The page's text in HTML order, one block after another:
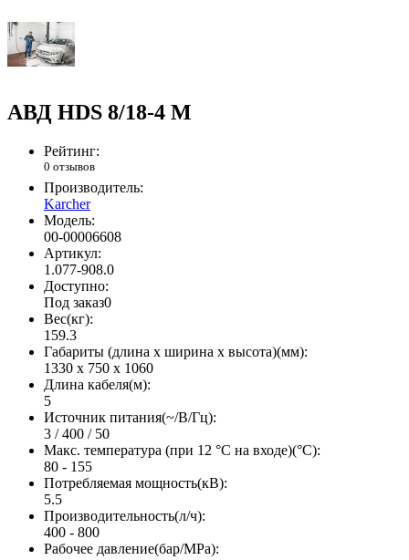
АВД HDS 8/18-4 M
Рейтинг:
0 отзывов
Производитель:
Karcher
Модель:
00-00006608
Артикул:
1.077-908.0
Доступно:
Под заказ0
Вес(кг):
159.3
Габариты (длина х ширина х высота)(мм):
1330 x 750 x 1060
Длина кабеля(м):
5
Источник питания(~/В/Гц):
3 / 400 / 50
Макс. температура (при 12 °C на входе)(°C):
80 - 155
Потребляемая мощность(кВ):
5.5
Производительность(л/ч):
400 - 800
Рабочее давление(бар/MPa):